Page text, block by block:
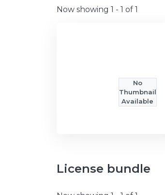
Now showing 1 - 1 of 1
No
Thumbnail
Available
License bundle